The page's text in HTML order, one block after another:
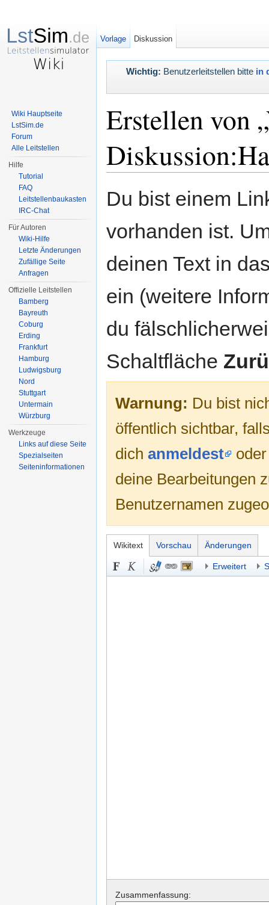
Wichtig: Benutzerleitstellen bitte in
Erstellen von
Du bist einem
vorhanden ist.
deinen Text in
ein (weitere
du
Schaltfläche
Warnung: Du bist
öffentlich sichtbar,
dich anmeldest
deine Bearbeitungen
Benutzernamen
Wikitext Vorschau Änderungen
Erweitert
Zusammenfassung:
Vorlage Diskussion
Wiki Hauptseite
LstSim.de
Forum
Alle Leitstellen
Hilfe
Tutorial
FAQ
Leitstellenbaukasten
IRC-Chat
Für Autoren
Wiki-Hilfe
Letzte Änderungen
Zufällige Seite
Anfragen
Offizielle Leitstellen
Bamberg
Bayreuth
Coburg
Erding
Frankfurt
Hamburg
Ludwigsburg
Nord
Stuttgart
Untermain
Würzburg
Werkzeuge
Links auf diese Seite
Spezialseiten
Seiten­informationen